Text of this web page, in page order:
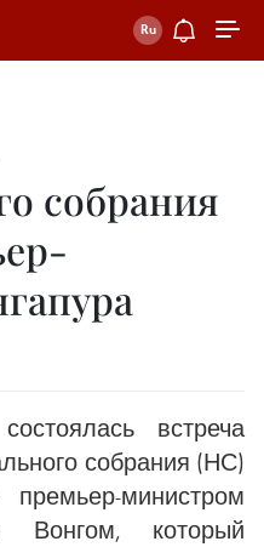
собрания
встреча
собрания (НС)
министром
Вонгом, который